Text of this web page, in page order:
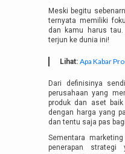
Meski begitu
ternyata memiliki
dan kamu harus
terjun ke dunia ini!
Lihat: Apa Kabar
Dari definisinya
perusahaan yang
produk dan aset
dengan harga yang
dan tentu saja pas
Sementara
penerapan strategi